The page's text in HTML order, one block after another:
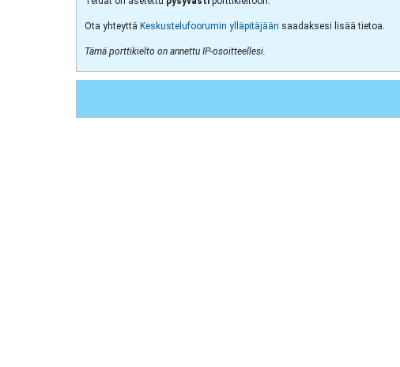
Ota yhteyttä Keskustelufoorumin ylläpitäjään saadaksesi lisää tietoa.
Tämä porttikielto on annettu IP-osoitteellesi.